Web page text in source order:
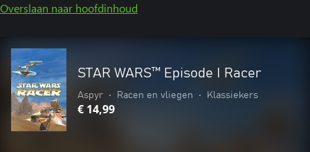
Overslaan naar hoofdinhoud
STAR WARS™ Episode I Racer
Aspyr • Racen en vliegen • Klassiekers
€ 14,99